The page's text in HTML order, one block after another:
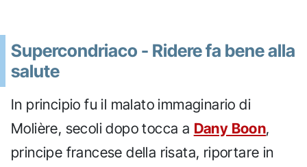
Supercondriaco - Ridere fa bene alla
salute
In principio fu il malato immaginario di
Molière, secoli dopo tocca a Dany Boon,
principe francese della risata, riportare in